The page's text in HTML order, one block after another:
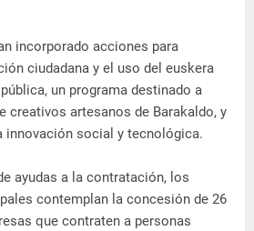
incorporado acciones para
ciudadana y el uso del euskera
un programa destinado a
creativos artesanos de Barakaldo, y
innovación social y tecnológica.
ayudas a la contratación, los
contemplan la concesión de 26
que contraten a personas